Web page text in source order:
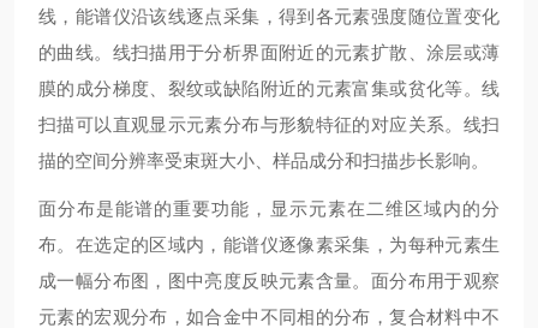
线，能谱仪沿该线逐点采集，得到各元素强度随位置变化
的曲线。线扫描用于分析界面附近的元素扩散、涂层或薄
膜的成分梯度、裂纹或缺陷附近的元素富集或贫化等。线
扫描可以直观显示元素分布与形貌特征的对应关系。线扫
描的空间分辨率受束斑大小、样品成分和扫描步长影响。
面分布是能谱的重要功能，显示元素在二维区域内的分
布。在选定的区域内，能谱仪逐像素采集，为每种元素生
成一幅分布图，图中亮度反映元素含量。面分布用于观察
元素的宏观分布，如合金中不同相的分布，复合材料中不